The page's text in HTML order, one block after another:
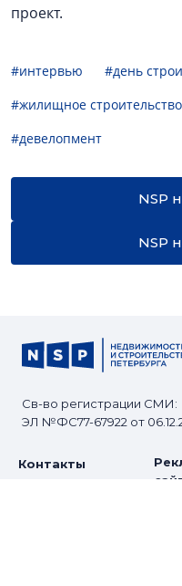
проект.
#интервью
#день
#жилищное строительство
#девелопмент
NSP
NSP
Св-во регистрации СМИ:
ЭЛ №ФС77-67922 от
Контакты